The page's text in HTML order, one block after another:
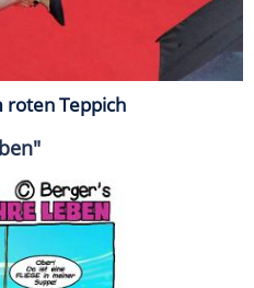
roten Teppich